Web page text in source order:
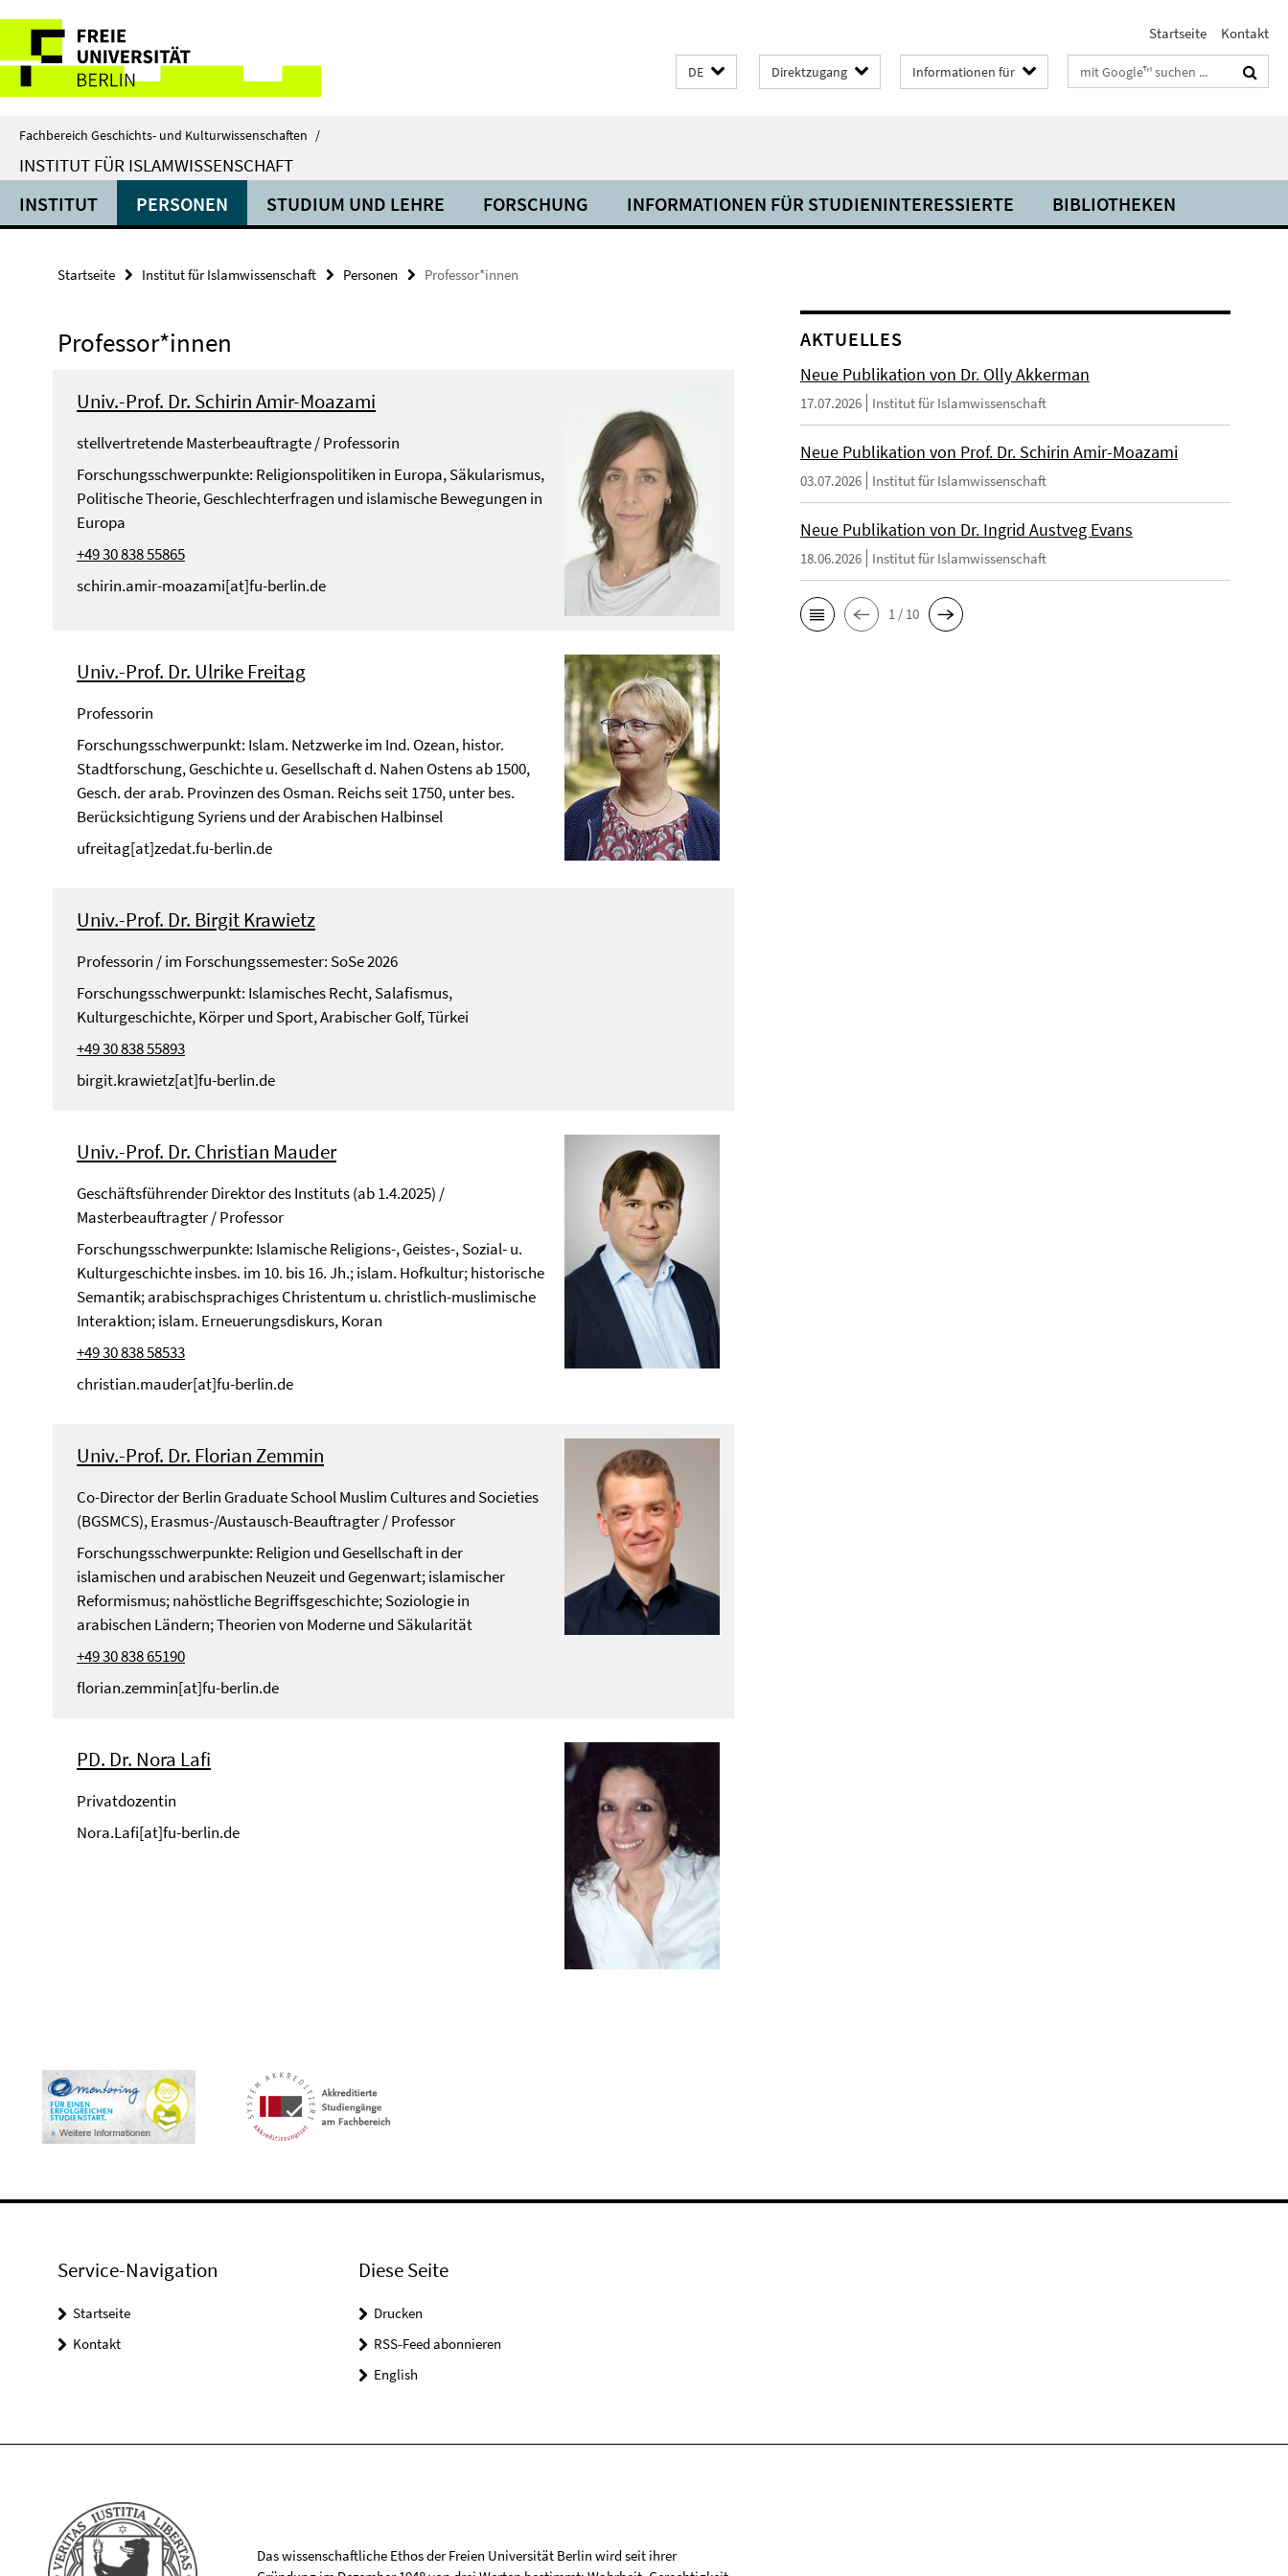
direkt
zu
Inhalt
Service-
Navigation
Startseite Kontakt
DE Direktzugang Informationen für Suchbegriffe
Fachbereich Geschichts- und Kulturwissenschaften /
INSTITUT FÜR ISLAMWISSENSCHAFT
INSTITUT PERSONEN STUDIUM UND LEHRE FORSCHUNG INFORMATIONEN FÜR STUDIENINTERESSIERTE BIBLIOTHEKEN
Startseite Institut für Islamwissenschaft Personen Professor*innen
Professor*innen
Univ.-Prof. Dr. Schirin Amir-Moazami
stellvertretende Masterbeauftragte / Professorin
Forschungsschwerpunkte: Religionspolitiken in Europa, Säkularismus,
Politische Theorie, Geschlechterfragen und islamische Bewegungen in
Europa
+49 30 838 55865
schirin.amir-moazami[at]fu-berlin.de
Univ.-Prof. Dr. Ulrike Freitag
Professorin
Forschungsschwerpunkt: Islam. Netzwerke im Ind. Ozean, histor.
Stadtforschung, Geschichte u. Gesellschaft d. Nahen Ostens ab 1500,
Gesch. der arab. Provinzen des Osman. Reichs seit 1750, unter bes.
Berücksichtigung Syriens und der Arabischen Halbinsel
ufreitag[at]zedat.fu-berlin.de
Univ.-Prof. Dr. Birgit Krawietz
Professorin / im Forschungssemester: SoSe 2026
Forschungsschwerpunkt: Islamisches Recht, Salafismus,
Kulturgeschichte, Körper und Sport, Arabischer Golf, Türkei
+49 30 838 55893
birgit.krawietz[at]fu-berlin.de
Univ.-Prof. Dr. Christian Mauder
Geschäftsführender Direktor des Instituts (ab 1.4.2025) /
Masterbeauftragter / Professor
Forschungsschwerpunkte: Islamische Religions-, Geistes-, Sozial- u.
Kulturgeschichte insbes. im 10. bis 16. Jh.; islam. Hofkultur; historische
Semantik; arabischsprachiges Christentum u. christlich-muslimische
Interaktion; islam. Erneuerungsdiskurs, Koran
+49 30 838 58533
christian.mauder[at]fu-berlin.de
Univ.-Prof. Dr. Florian Zemmin
Co-Director der Berlin Graduate School Muslim Cultures and Societies
(BGSMCS), Erasmus-/Austausch-Beauftragter / Professor
Forschungsschwerpunkte: Religion und Gesellschaft in der
islamischen und arabischen Neuzeit und Gegenwart; islamischer
Reformismus; nahöstliche Begriffsgeschichte; Soziologie in
arabischen Ländern; Theorien von Moderne und Säkularität
+49 30 838 65190
florian.zemmin[at]fu-berlin.de
PD. Dr. Nora Lafi
Privatdozentin
Nora.Lafi[at]fu-berlin.de
AKTUELLES
Neue Publikation von Dr. Olly Akkerman
17.07.2026 Institut für Islamwissenschaft
Neue Publikation von Prof. Dr. Schirin Amir-Moazami
03.07.2026 Institut für Islamwissenschaft
Neue Publikation von Dr. Ingrid Austveg Evans
18.06.2026 Institut für Islamwissenschaft
1 / 10
Service-Navigation
Startseite
Kontakt
Diese Seite
Drucken
RSS-Feed abonnieren
English
Das wissenschaftliche Ethos der Freien Universität Berlin wird seit ihrer